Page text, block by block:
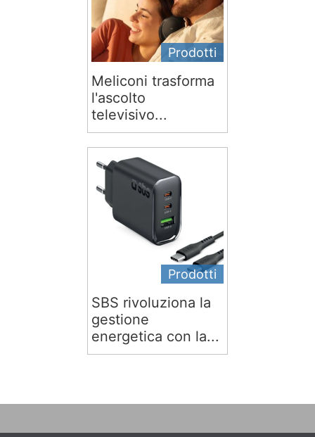
Prodotti
Meliconi trasforma
l'ascolto
televisivo...
Prodotti
SBS rivoluziona la
gestione
energetica con la...